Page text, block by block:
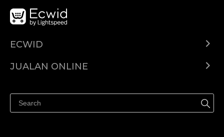
ECWID
Pusat Bantuan
JUALAN ONLINE
Jualan di Facebook